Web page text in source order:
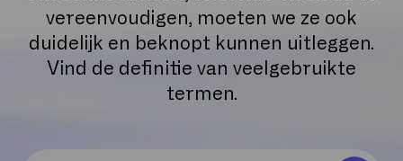
vereenvoudigen, moeten we ze ook
duidelijk en beknopt kunnen uitleggen.
Vind de definitie van veelgebruikte
termen.